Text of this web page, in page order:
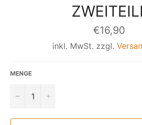
Normaler
Preis
€16,90
inkl. MwSt. zzgl.
MENGE
− +